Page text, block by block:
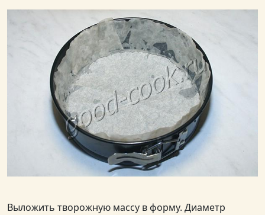
Выложить творожную массу в форму. Диаметр